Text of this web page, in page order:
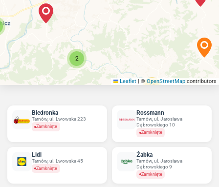
2
16
Leaflet | © OpenStreetMap contributors
Biedronka
Tarnów, ul. Lwowska 223
Zamknięte
Rossmann
Tarnów, ul. Jarosława
Dąbrowskiego 10
Zamknięte
Lidl
Tarnów, ul. Lwowska 45
Zamknięte
Żabka
Tarnów, ul. Jarosława
Dąbrowskiego 9
Zamknięte